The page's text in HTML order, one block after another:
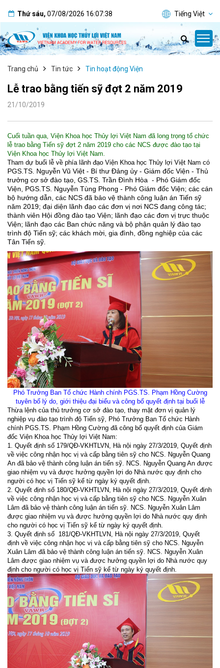
Thứ sáu, 07/08/2026 16:07:39 Tiếng Việt
Trang chủ Tin tức Tin hoạt động Viện
Lễ trao bằng tiến sỹ đợt 2 năm 2019
21/10/2019
Cuối tuần qua, Viện Khoa học Thủy lợi Việt Nam đã long trọng tổ chức
lễ trao bằng Tiến sỹ đợt 2 năm 2019 cho các NCS được đào tạo tại
Viện Khoa học Thủy lợi Việt Nam.
Tham dự buổi lễ về phía lãnh đạo Viện Khoa học Thủy lợi Việt Nam có
PGS.TS. Nguyễn Vũ Việt - Bí thư Đảng ủy - Giám đốc Viện - Thủ
trưởng cơ sở đào tạo, GS.TS. Trần Đình Hòa - Phó Giám đốc
Viện, PGS.TS. Nguyễn Tùng Phong - Phó Giám đốc Viện; các cán
bộ hướng dẫn, các NCS đã bảo vệ thành công luận án Tiến sỹ
năm 2019; đại diện lãnh đạo các đơn vị nơi NCS đang công tác;
thành viên Hội đồng đào tạo Viện; lãnh đạo các đơn vị trực thuộc
Viện; lãnh đạo các Ban chức năng và bộ phận quản lý đào tạo
trình độ Tiến sỹ; các khách mời, gia đình, đồng nghiệp của các
Tân Tiến sỹ.
Phó Trưởng Ban Tổ chức Hành chính PGS.TS. Phạm Hồng Cường
tuyên bố lý do, giới thiệu đại biểu và công bố quyết định tại buổi lễ
Thừa lệnh của thủ trưởng cơ sở đào tạo, thay mặt đơn vị quản lý
nghiệp vụ đào tạo trình độ Tiến sỹ, Phó Trưởng Ban Tổ chức Hành
chính PGS.TS. Phạm Hồng Cường đã công bố quyết định của Giám
đốc Viện Khoa học Thủy lợi Việt Nam:
1. Quyết định số 179/QĐ-VKHTLVN, Hà nội ngày 27/3/2019, Quyết định
về việc công nhận học vị và cấp bằng tiên sỹ cho NCS. Nguyễn Quang
An đã bảo vệ thành công luận án tiến sỹ. NCS. Nguyễn Quang An được
giao nhiệm vụ và được hưởng quyền lợi do Nhà nước quy định cho
người có học vị Tiến sỹ kể từ ngày ký quyết định.
2. Quyết định số 180/QĐ-VKHTLVN, Hà nội ngày 27/3/2019, Quyết định
về việc công nhận học vị và cấp bằng tiên sỹ cho NCS. Nguyễn Xuân
Lâm đã bảo vệ thành công luận án tiến sỹ. NCS. Nguyễn Xuân Lâm
được giao nhiệm vụ và được hưởng quyền lợi do Nhà nước quy định
cho người có học vị Tiến sỹ kể từ ngày ký quyết định.
3. Quyết định số 181/QĐ-VKHTLVN, Hà nội ngày 27/3/2019, Quyết
định về việc công nhận học vị và cấp bằng tiên sỹ cho NCS. Nguyễn
Xuân Lâm đã bảo vệ thành công luận án tiến sỹ. NCS. Nguyễn Xuân
Lâm được giao nhiệm vụ và được hưởng quyền lợi do Nhà nước quy
định cho người có học vị Tiến sỹ kể từ ngày ký quyết định.